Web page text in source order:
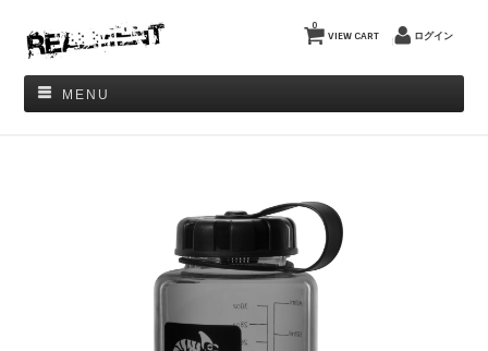
VIEW CART
0
ログイン
MENU